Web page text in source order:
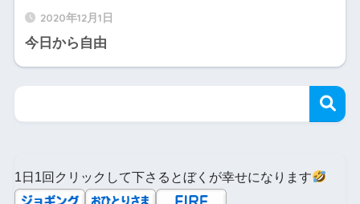
2020年12月1日
今日から自由
1日1回クリックして下さるとぼくが幸せになります